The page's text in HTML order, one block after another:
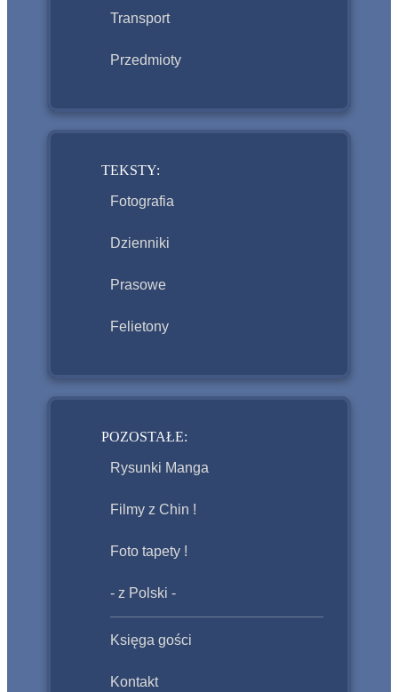
Transport
Przedmioty
TEKSTY:
Fotografia
Dzienniki
Prasowe
Felietony
POZOSTAŁE:
Rysunki Manga
Filmy z Chin !
Foto tapety !
- z Polski -
Księga gości
Kontakt